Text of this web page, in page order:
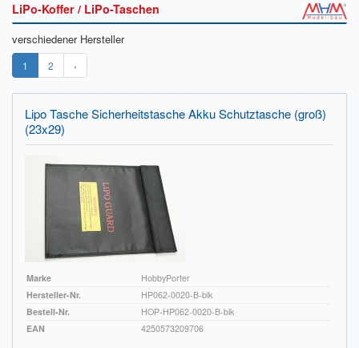
BL-Motor Finder
Schiffsschrauben Finder
Räder Finder
Sendungsverfolgung DHL
Sendungsverfolgung DPD
Verfügbarkeitsanzeige
Widerrufsrecht
Widerrufsbelehrung für den Verkauf von Waren / Muster-
LiPo-Koffer / LiPo-Taschen
verschiedener Hersteller
1 2 ›
Lipo Tasche Sicherheitstasche Akku Schutztasche (groß)
(23x29)
Marke
HobbyPorter
Hersteller-Nr.
HP062-0020-B-blk
Bestell-Nr.
HOP-HP062-0020-B-blk
EAN
4250573209706